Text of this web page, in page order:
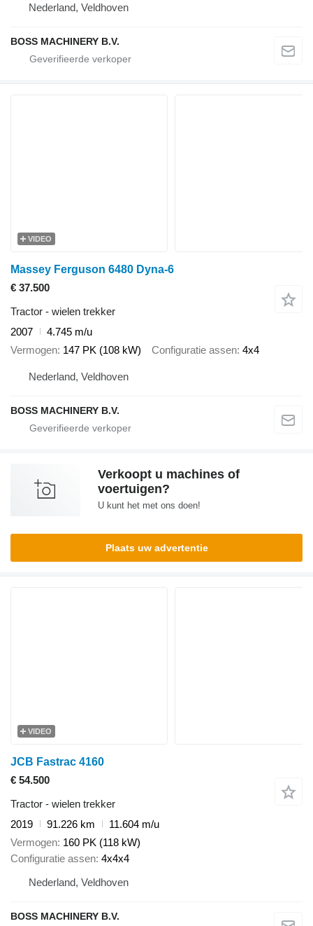
Nederland, Veldhoven
BOSS MACHINERY B.V.
VIDEO
Massey Ferguson 6480 Dyna-6
€ 37.500
Tractor - wielen trekker
2007
4.745 m/u
Vermogen 147 PK (108 kW) Configuratie assen 4x4
Nederland, Veldhoven
BOSS MACHINERY B.V.
Verkoopt u machines of
voertuigen?
U kunt het met ons doen!
Plaats uw advertentie
VIDEO
JCB Fastrac 4160
€ 54.500
Tractor - wielen trekker
2019
91.226 km
11.604 m/u
Vermogen 160 PK (118 kW)
Configuratie assen 4x4x4
Nederland, Veldhoven
BOSS MACHINERY B.V.